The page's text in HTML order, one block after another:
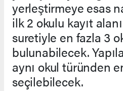
yerleştirmeye esas
ilk 2 okulu kayıt
suretiyle en fazla 3
bulunabilecek.
aynı okul türünden
seçilebilecek.